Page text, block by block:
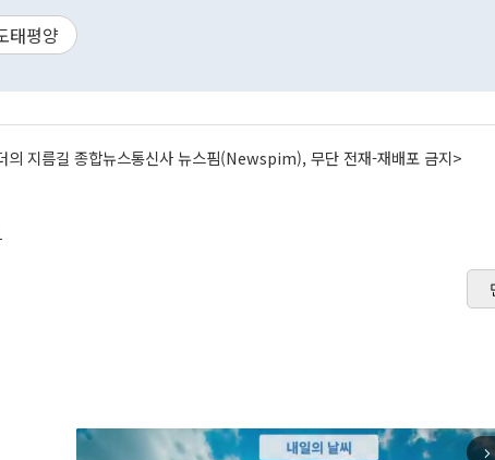
태평양
의 지름길 종합뉴스통신사 뉴스핌(Newspim), 무단 전재-재배포 금지>
arrow_forward_ios